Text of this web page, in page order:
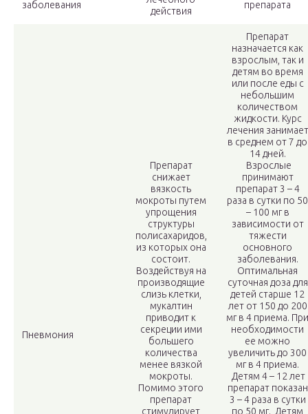
заболевания
действия
препарата
Пневмония
Препарат
снижает
вязкость
мокроты путем
упрощения
структуры
полисахаридов,
из которых она
состоит.
Воздействуя на
производящие
слизь клетки,
мукалтин
приводит к
секреции ими
большего
количества
менее вязкой
мокроты.
Помимо этого
препарат
стимулирует
Препарат
назначается как
взрослым, так и
детям во время
или после еды с
небольшим
количеством
жидкости. Курс
лечения занимает
в среднем от 7 до
14 дней.
Взрослые
принимают
препарат 3 – 4
раза в сутки по 50
– 100 мг в
зависимости от
тяжести
основного
заболевания.
Оптимальная
суточная доза для
детей старше 12
лет от 150 до 200
мг в 4 приема. При
необходимости
ее можно
увеличить до 300
мг в 4 приема.
Детям 4 – 12 лет
препарат показан
3 – 4 раза в сутки
по 50 мг. Детям